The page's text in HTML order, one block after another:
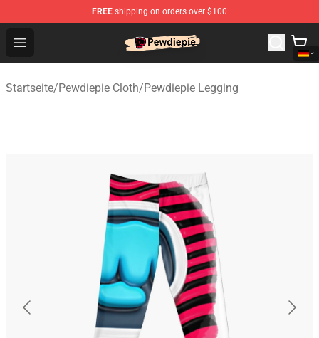
FREE shipping on orders over $100
Open menu
PewDiePie Store - Official PewDiePie Merchandise Shop
Startseite/Pewdiepie Cloth/Pewdiepie Legging